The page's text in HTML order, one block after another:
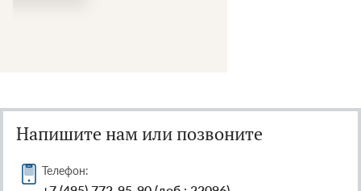
Напишите нам или позвоните
Телефон: